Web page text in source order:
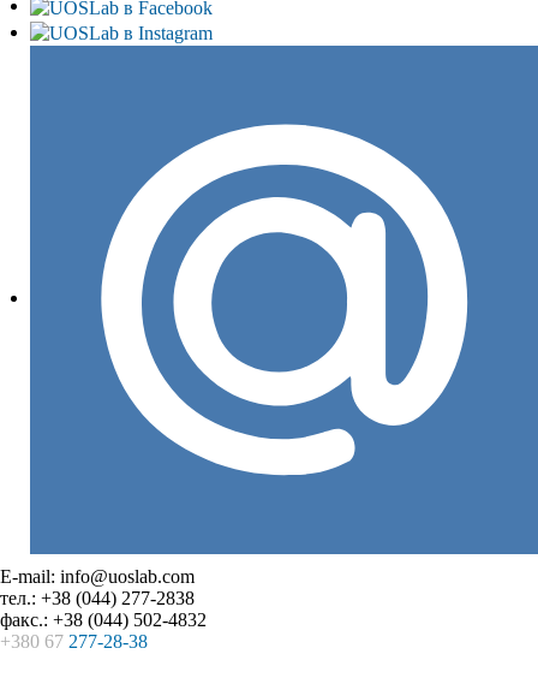
E-mail: info@uoslab.com
тел.: +38 (044) 277-2838
факс.: +38 (044) 502-4832
+380 67 277-28-38